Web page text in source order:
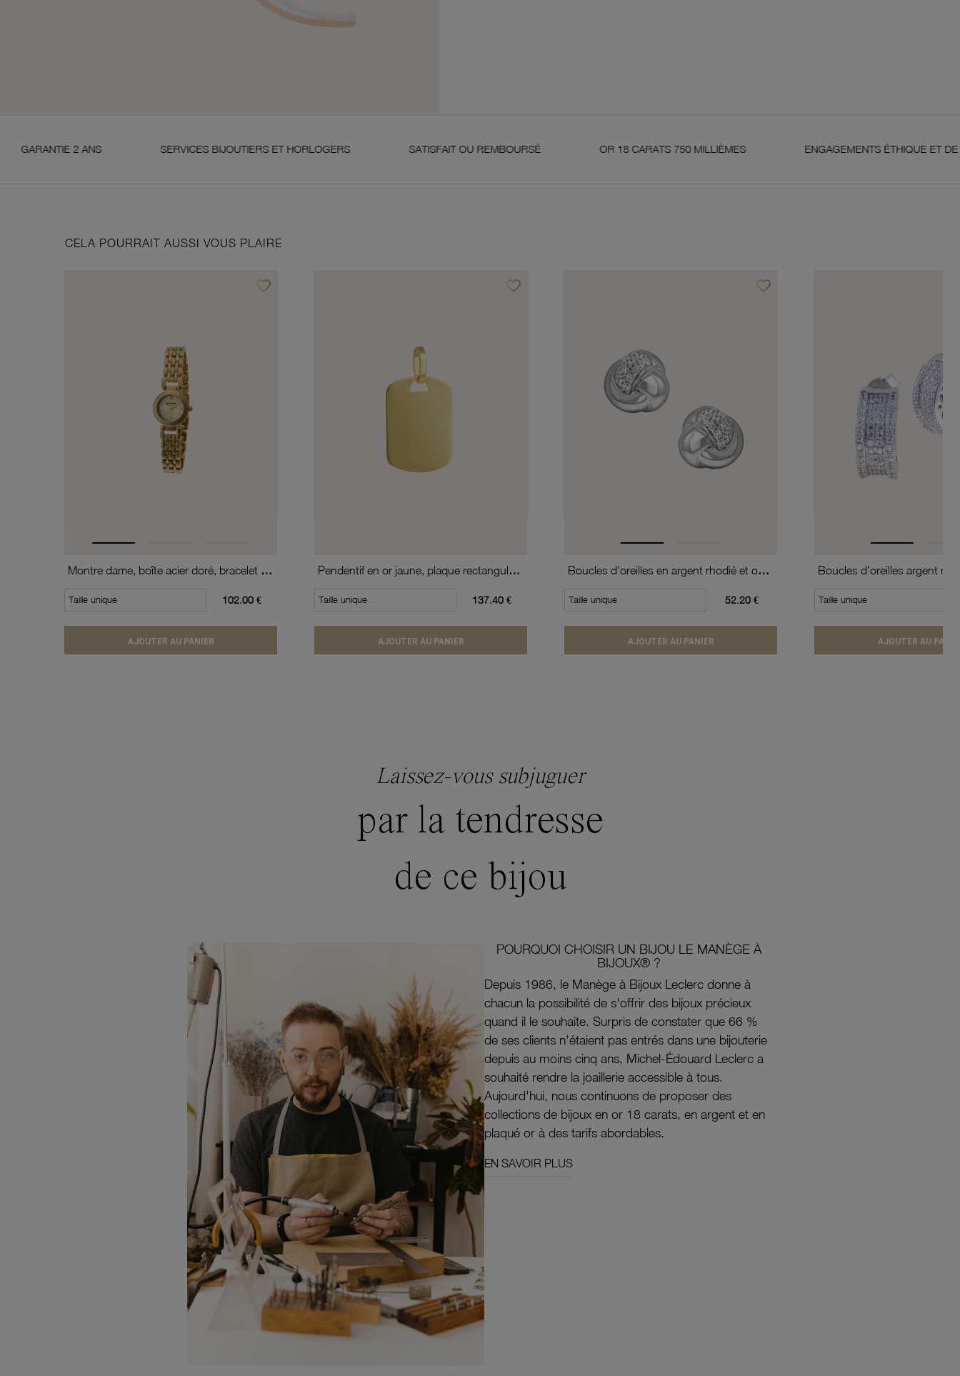
2 ANS SERVICES BIJOUTIERS ET HORLOGERS SATISFAIT OU REMBOURSÉ OR 18 CARATS 750 MILLIÈMES ENGAGEMENTS ÉTHIQUE ET DE QUALITÉ
CELA POURRAIT AUSSI VOUS PLAIRE
favorite_borderAjouter à vos favoris
Montre dame, boîte acier doré, bracelet acier doré et verre minéral
Taille unique 102.00 €
AJOUTER AU PANIER
favorite_borderAjouter à vos favoris
Pendentif en or jaune, plaque rectangulaire
Taille unique 137.40 €
AJOUTER AU PANIER
favorite_borderAjouter à vos favoris
Boucles d'oreilles en argent rhodié et oxydes de zirconium
Taille unique 52.20 €
AJOUTER AU PANIER
Taille unique
AJOUTER AU
Laissez-vous subjuguer
par la tendresse
de ce bijou
POURQUOI CHOISIR UN BIJOU LE MANÈGE À
BIJOUX® ?
Depuis 1986, le Manège à Bijoux Leclerc donne à
chacun la possibilité de s'offrir des bijoux précieux
quand il le souhaite. Surpris de constater que 66 %
de ses clients n’étaient pas entrés dans une bijouterie
depuis au moins cinq ans, Michel-Édouard Leclerc a
souhaité rendre la joaillerie accessible à tous.
Aujourd'hui, nous continuons de proposer des
collections de bijoux en or 18 carats, en argent et en
plaqué or à des tarifs abordables.
EN SAVOIR PLUS